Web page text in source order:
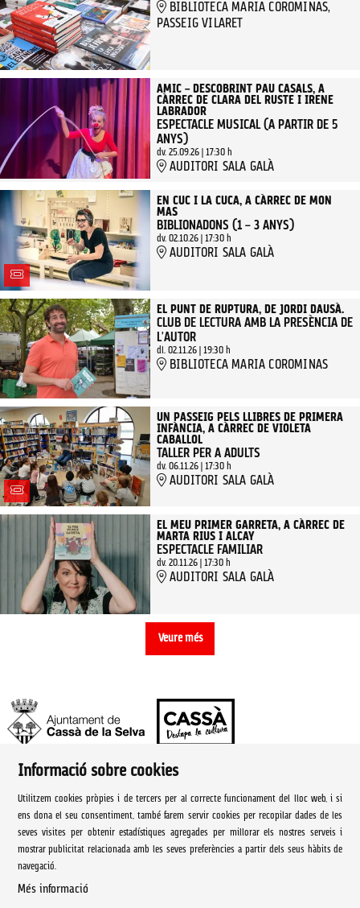
BIBLIOTECA MARIA COROMINAS,
PASSEIG VILARET
AMIC – DESCOBRINT PAU CASALS, A
CÀRREC DE CLARA DEL RUSTE I IRENE
LABRADOR
ESPECTACLE MUSICAL (A PARTIR DE 5
ANYS)
dv. 25.09.26| 17:30 h
AUDITORI SALA GALÀ
EN CUC I LA CUCA, A CÀRREC DE MON
MAS
BIBLIONADONS (1 – 3 ANYS)
dv. 02.10.26| 17:30 h
AUDITORI SALA GALÀ
EL PUNT DE RUPTURA, DE JORDI DAUSÀ.
CLUB DE LECTURA AMB LA PRESÈNCIA DE
L'AUTOR
dl. 02.11.26| 19:30 h
BIBLIOTECA MARIA COROMINAS
UN PASSEIG PELS LLIBRES DE PRIMERA
INFÀNCIA, A CÀRREC DE VIOLETA
CABALLOL
TALLER PER A ADULTS
dv. 06.11.26| 17:30 h
AUDITORI SALA GALÀ
EL MEU PRIMER GARRETA, A CÀRREC DE
MARTA RIUS I ALCAY
ESPECTACLE FAMILIAR
dv. 20.11.26| 17:30 h
AUDITORI SALA GALÀ
Veure més
Ajuntament de Cassà de la Selva | Àrea de cultura
Rambla Onze de Setembre, 107
Cassà de la Selva Tel. 972 460 005
culturacassa@cassa.cat
Informació sobre cookies
Utilitzem cookies pròpies i de tercers per al correcte funcionament del lloc web, i si
ens dona el seu consentiment, també farem servir cookies per recopilar dades de les
seves visites per obtenir estadístiques agregades per millorar els nostres serveis i
mostrar publicitat relacionada amb les seves preferències a partir dels seus hàbits de
navegació.
Més informació